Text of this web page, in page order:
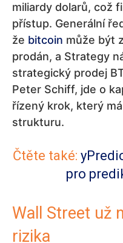
miliardy dolarů, což
přístup. Generální
že bitcoin může být
prodán, a Strategy
strategický prodej
Peter Schiff, jde o
řízený krok, který
strukturu.
Čtěte také:
pro
Wall Street už
rizika